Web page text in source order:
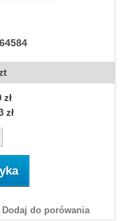
zł
zł
Dodaj do porówania